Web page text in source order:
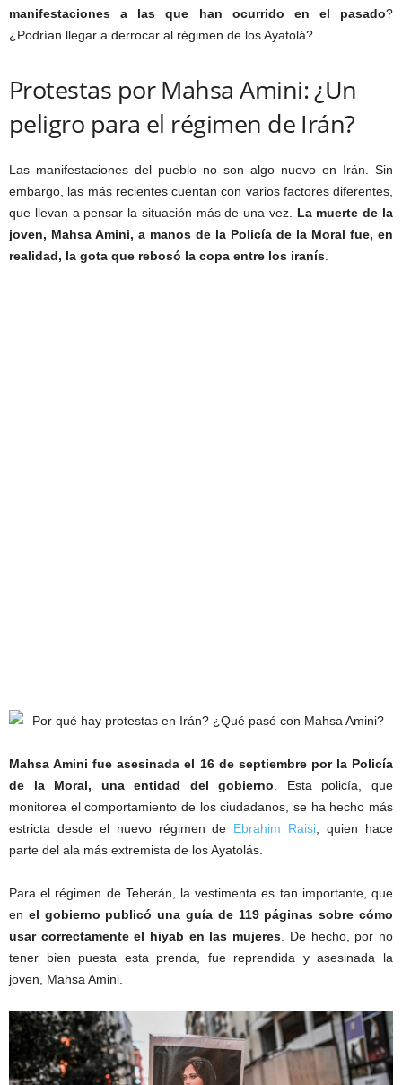
manifestaciones a las que han ocurrido en el pasado?
¿Podrían llegar a derrocar al régimen de los Ayatolá?
Protestas por Mahsa Amini: ¿Un
peligro para el régimen de Irán?
Las manifestaciones del pueblo no son algo nuevo en Irán. Sin
embargo, las más recientes cuentan con varios factores diferentes,
que llevan a pensar la situación más de una vez. La muerte de la
joven, Mahsa Amini, a manos de la Policía de la Moral fue, en
realidad, la gota que rebosó la copa entre los iranís
Mahsa Amini fue asesinada el 16 de septiembre por la Policía
de la Moral, una entidad del gobierno . Esta policía, que
monitorea el comportamiento de los ciudadanos, se ha hecho más
estricta desde el nuevo régimen de Ebrahim Raisi , quien hace
parte del ala más extremista de los Ayatolás.
Para el régimen de Teherán, la vestimenta es tan importante, que
en el gobierno publicó una guía de 119 páginas sobre cómo
usar correctamente el hiyab en las mujeres . De hecho, por no
tener bien puesta esta prenda, fue reprendida y asesinada la
joven, Mahsa Amini.